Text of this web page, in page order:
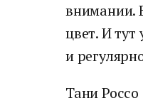
внимании.
цвет. И
и
Тани Россо